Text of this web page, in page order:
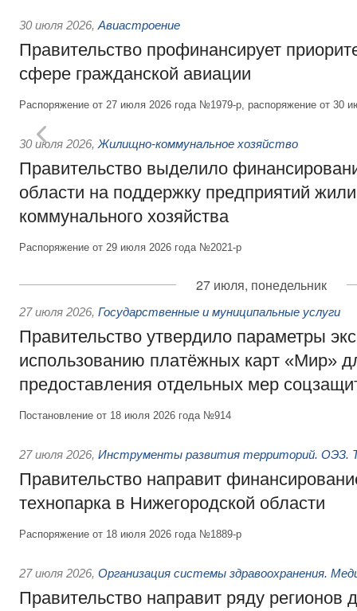
30 июля 2026, Авиастроение
Правительство профинансирует
сфере гражданской авиации
Распоряжение от 27 июля 2026 года №1979-р, распоряжение от 30
30 июля 2026, Жилищно-коммунальное хозяйство
Правительство выделило
области на поддержку предприятий
коммунального хозяйства
Распоряжение от 29 июля 2026 года №2021-р
27 июля, понедельник
27 июля 2026, Государственные и муниципальные услуги
Правительство утвердило параметры
использованию платёжных карт «Мир»
предоставления отдельных мер
Постановление от 18 июля 2026 года №914
27 июля 2026, Инструменты развития территорий. ОЭЗ.
Правительство направит
технопарка в Нижегородской области
Распоряжение от 18 июля 2026 года №1889-р
27 июля 2026, Организация системы здравоохранения.
Правительство направит ряду регионов